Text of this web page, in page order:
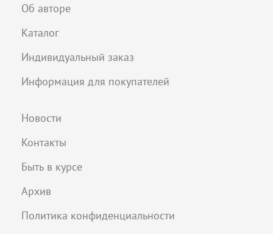
Об авторе
Каталог
Индивидуальный заказ
Информация для покупателей
Новости
Контакты
Быть в курсе
Архив
Политика конфиденциальности